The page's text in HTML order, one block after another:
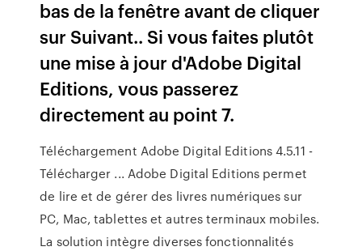
bas de la fenêtre avant de cliquer
sur Suivant.. Si vous faites plutôt
une mise à jour d'Adobe Digital
Editions, vous passerez
directement au point 7.
Téléchargement Adobe Digital Editions 4.5.11 -
Télécharger ... Adobe Digital Editions permet
de lire et de gérer des livres numériques sur
PC, Mac, tablettes et autres terminaux mobiles.
La solution intègre diverses fonctionnalités